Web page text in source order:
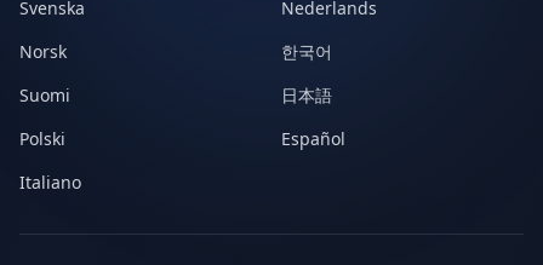
Svenska
Nederlands
Norsk
한국어
Suomi
日本語
Polski
Español
Italiano